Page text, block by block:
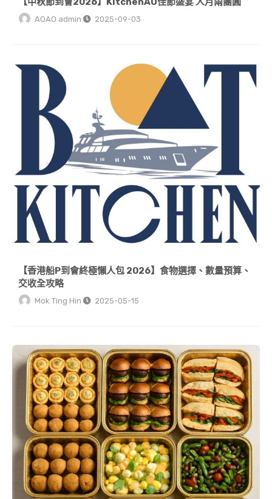
AOAO admin 2025-09-03
【香港船P到會終極懶人包 2026】食物選擇、數量預算、
交收全攻略
Mok Ting Hin 2025-05-15